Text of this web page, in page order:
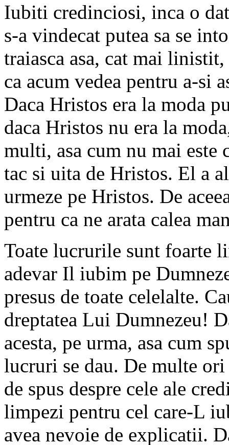
Iubiti credinciosi, inca o
s-a vindecat putea sa se
traiasca asa, cat mai
ca acum vedea pentru a-si
Daca Hristos era la moda
daca Hristos nu era la
multi, asa cum nu mai este
tac si uita de Hristos. El a
urmeze pe Hristos. De
pentru ca ne arata calea
Toate lucrurile sunt foarte
adevar Il iubim pe
presus de toate celelalte.
dreptatea Lui Dumnezeu!
acesta, pe urma, asa cum
lucruri se dau. De multe
de spus despre cele ale
limpezi pentru cel care-L
avea nevoie de explicatii.